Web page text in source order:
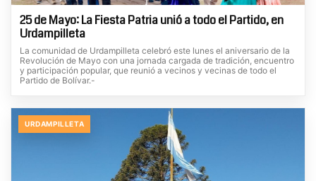
25 de Mayo: La Fiesta Patria unió a todo el Partido, en
Urdampilleta
La comunidad de Urdampilleta celebró este lunes el aniversario de la
Revolución de Mayo con una jornada cargada de tradición, encuentro
y participación popular, que reunió a vecinos y vecinas de todo el
Partido de Bolívar.-
URDAMPILLETA